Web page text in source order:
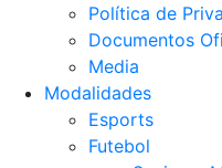
Política de
Documentos
Media
Modalidades
Esports
Futebol